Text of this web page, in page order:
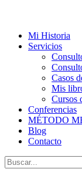
Mi Historia
Servicios
Casos
Mis
Cursos
Conferencias
MÉTODO
Blog
Contacto